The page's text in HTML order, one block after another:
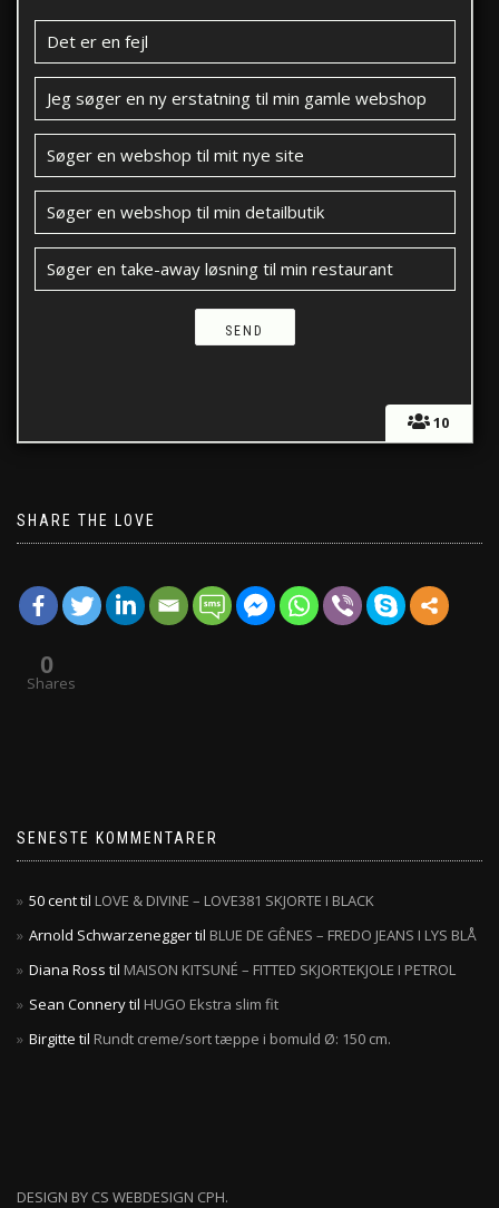
10
Det er en fejl
Jeg søger en ny erstatning til min gamle webshop
Søger en webshop til mit nye site
Søger en webshop til min detailbutik
Søger en take-away løsning til min restaurant
SHARE THE LOVE
0
Shares
SENESTE KOMMENTARER
50 centtil LOVE & DIVINE – LOVE381 SKJORTE I BLACK
Arnold Schwarzeneggertil BLUE DE GÊNES – FREDO JEANS I LYS BLÅ
Diana Ross til MAISON KITSUNÉ – FITTED SKJORTEKJOLE I PETROL
Sean Connerytil HUGO Ekstra slim fit
Birgitte til Rundt creme/sort tæppe i bomuld Ø: 150 cm.
DESIGN BY CS WEBDESIGN CPH.